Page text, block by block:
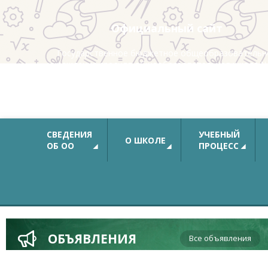
Официальный сайт
Государственное бюджетное
учреждение средняя общеобразовательная школа
СВЕДЕНИЯ
ОБ ОО
О ШКОЛЕ
УЧЕБНЫЙ
ПРОЦЕСС
Все объявления
ОБЪЯВЛЕНИЯ